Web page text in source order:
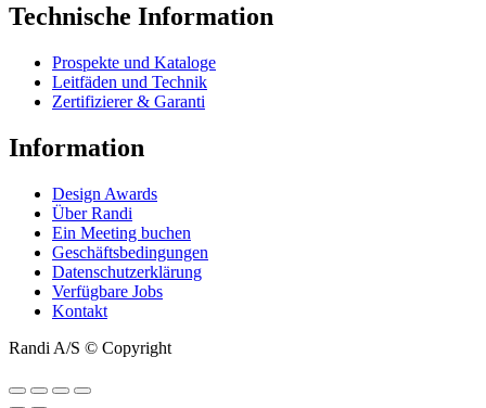
Technische Information
Prospekte und Kataloge
Leitfäden und Technik
Zertifizierer & Garanti
Information
Design Awards
Über Randi
Ein Meeting buchen
Geschäftsbedingungen
Datenschutzerklärung
Verfügbare Jobs
Kontakt
Randi A/S © Copyright